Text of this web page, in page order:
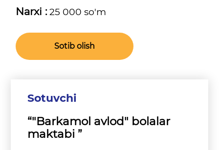
Narxi :25 000 so'm
Sotib olish
Sotuvchi
“"Barkamol avlod" bolalar
maktabi ”